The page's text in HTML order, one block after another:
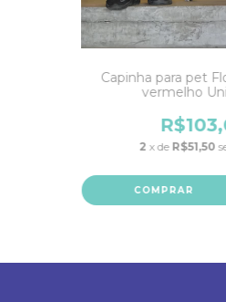
Capinha para pet
vermelho
2 x de R$51,50
COMPRAR